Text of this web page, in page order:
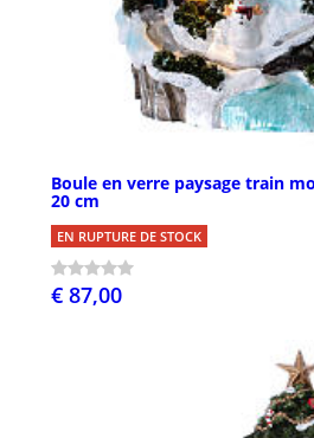
Boule en verre paysage train
20 cm
EN RUPTURE DE STOCK
€ 87,00